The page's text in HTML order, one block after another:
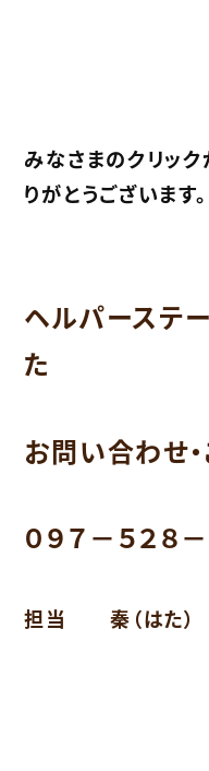
みなさまのクリック
りがとうございます。
ヘルパーステ
た
お問い合わせ
０９７－５２８
担当 秦（はた）